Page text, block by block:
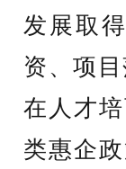
发展取
资、项
在人才
类惠企